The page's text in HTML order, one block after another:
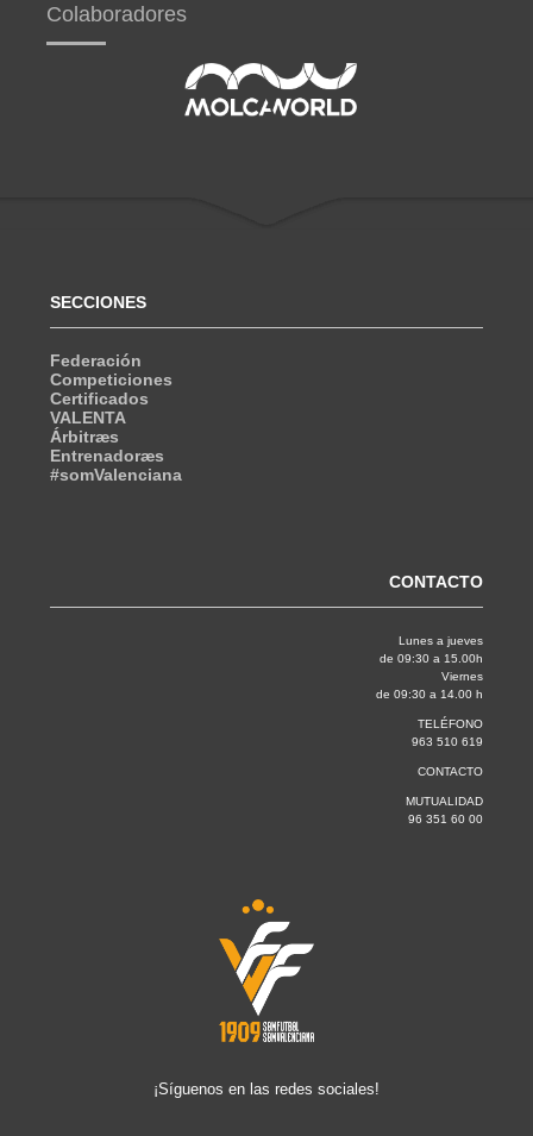
Colaboradores
SECCIONES
Federación
Competiciones
Certificados
VALENTA
Árbitræs
Entrenadoræs
#somValenciana
CONTACTO
Lunes a jueves
de 09:30 a 15.00h
Viernes
de 09:30 a 14.00 h
TELÉFONO
963 510 619
CONTACTO
MUTUALIDAD
96 351 60 00
¡Síguenos en las redes sociales!